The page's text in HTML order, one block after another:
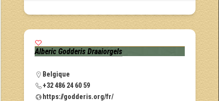
Alberic Godderis Draaiorgels
Belgique
+32 486 24 60 59
https://godderis.org/fr/